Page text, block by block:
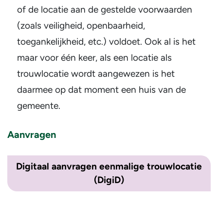
of de locatie aan de gestelde voorwaarden
(zoals veiligheid, openbaarheid,
toegankelijkheid, etc.) voldoet. Ook al is het
maar voor één keer, als een locatie als
trouwlocatie wordt aangewezen is het
daarmee op dat moment een huis van de
gemeente.
Aanvragen
Digitaal aanvragen eenmalige trouwlocatie
(DigiD)